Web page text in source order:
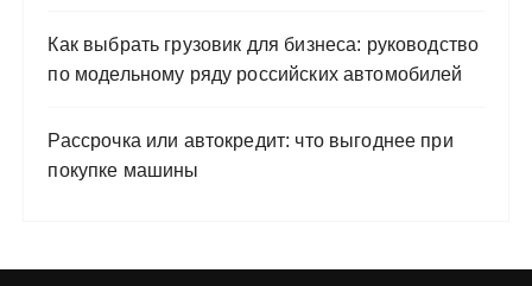
Как выбрать грузовик для бизнеса: руководство
по модельному ряду российских автомобилей
Рассрочка или автокредит: что выгоднее при
покупке машины